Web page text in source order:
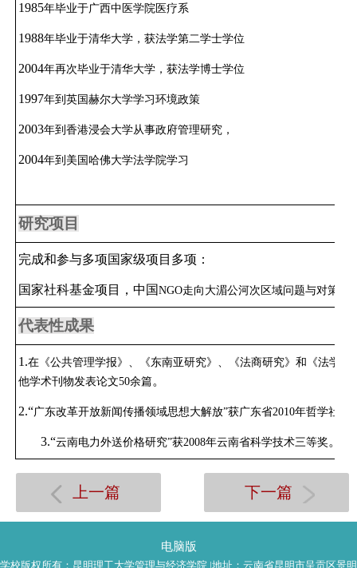
1985年毕业于广西中医学院医疗系
1988年毕业于清华大学，获法学第二学士学位
2004年再次毕业于清华大学，获法学博士学位
1997年到英国赫尔大学学习环境政策
2003年到香港浸会大学从事政府管理研究，
2004年到美国哈佛大学法学院学习
研究项目
完成和参与多项国家级项目多项 ：
国家社科基金项目 ， 中国NGO走向大湄公河次区域问题与对策研
代表性成果
1 .在《公共管理学报》、《东南亚研究》、《法商研究》和《法学》
他学术刊物发表论文50余篇。
2.“广东改革开放新闻传播领域思想大解放”获广东省2010年哲学社科
3.“云南电力外送价格研究”获2008年云南省科学技术三等奖 。
上一篇 下一篇
电脑版